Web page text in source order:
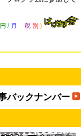
/ 月 税 別 )
バックナンバー